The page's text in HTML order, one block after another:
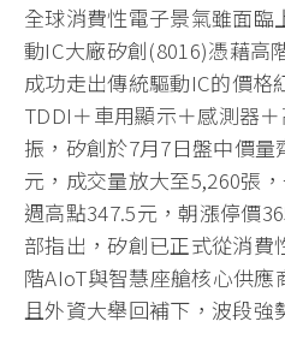
全球消費性電子景氣雖面臨
動IC大廠矽創(8016)憑藉高
成功走出傳統驅動IC的價格
TDDI＋車用顯示＋感測器
振，矽創於7月7日盤中價
元，成交量放大至5,260張
週高點347.5元，朝漲停價
部指出，矽創已正式從消費
階AIoT與智慧座艙核心供
且外資大舉回補下，波段強